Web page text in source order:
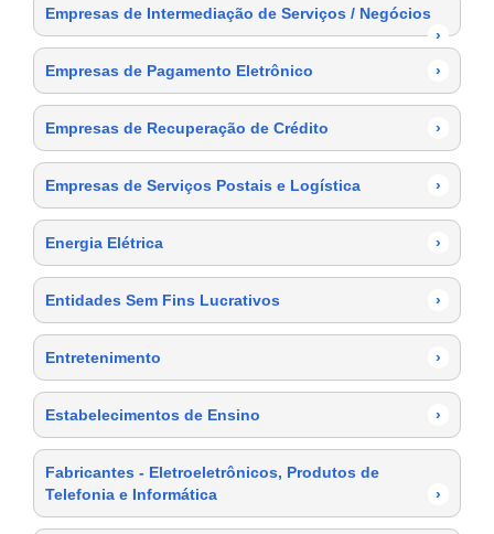
Empresas de Intermediação de Serviços / Negócios
›
Empresas de Pagamento Eletrônico
›
Empresas de Recuperação de Crédito ›
Empresas de Serviços Postais e Logística ›
Energia Elétrica ›
Entidades Sem Fins Lucrativos ›
Entretenimento ›
Estabelecimentos de Ensino ›
Fabricantes - Eletroeletrônicos, Produtos de
Telefonia e Informática
›